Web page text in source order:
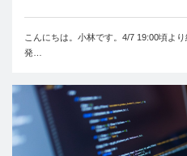
こんにちは。小林です。4/7 19:00頃よ
発…